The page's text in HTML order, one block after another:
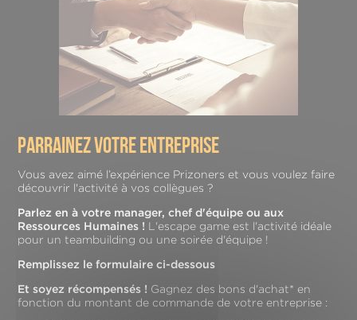
parrainez votre entreprise
Vous avez aimé l’expérience Prizoners et vous voulez faire
découvrir l'activité à vos collègues ?
Parlez en à votre manager, chef d'équipe ou aux
Ressources Humaines ! L'escape game est l'activité idéale
pour un teambuilding ou une soirée d'équipe !
Remplissez le formulaire ci-dessous
Et soyez récompensés ! Gagnez des bons d'achat* en
fonction du montant de commande de votre entreprise :